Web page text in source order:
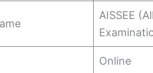
AISSEE
Online